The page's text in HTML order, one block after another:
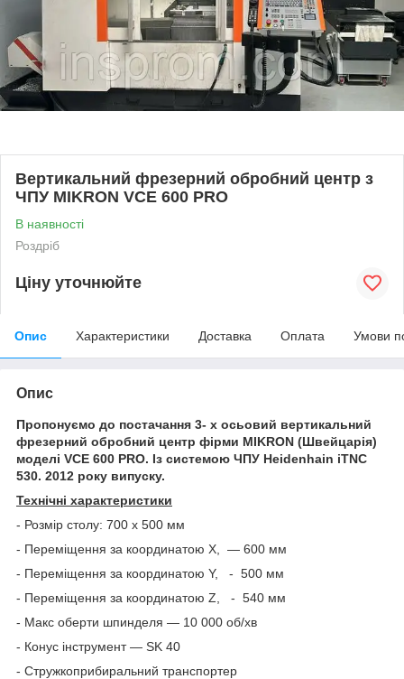
Вертикальний фрезерний обробний центр з
ЧПУ MIKRON VCE 600 PRO
В наявності
Роздріб
Ціну уточнюйте
Опис Характеристики Доставка Оплата Умови
Опис
Пропонуємо до постачання 3- х осьовий вертикальний
фрезерний обробний центр фірми MIKRON (Швейцарія)
моделі VCE 600 PRO. Із системою ЧПУ Heidenhain iTNC
530. 2012 року випуску.
Технічні характеристики
- Розмір столу: 700 х 500 мм
- Переміщення за координатою X, — 600 мм
- Переміщення за координатою Y, - 500 мм
- Переміщення за координатою Z, - 540 мм
- Макс оберти шпинделя — 10 000 об/хв
- Конус інструмент — SK 40
- Стружкоприбиральний транспортер